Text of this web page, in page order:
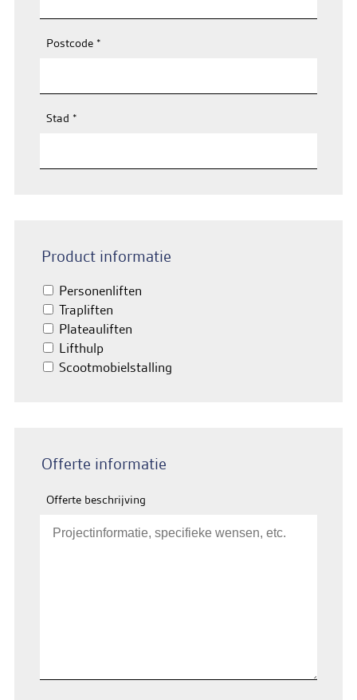
Postcode *
Stad *
Product informatie
Personenliften
Trapliften
Plateauliften
Lifthulp
Scootmobielstalling
Offerte informatie
Offerte beschrijving